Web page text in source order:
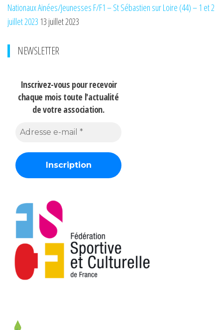
Nationaux Ainées/Jeunesses F/F1 – St Sébastien sur Loire (44) – 1 et 2
juillet 2023 13 juillet 2023
NEWSLETTER
Inscrivez-vous pour recevoir
chaque mois toute l'actualité
de votre association.